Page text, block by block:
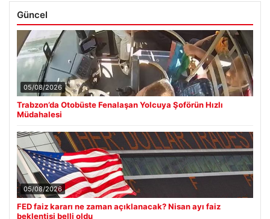
Güncel
05/08/2026
Trabzon’da Otobüste Fenalaşan Yolcuya Şoförün Hızlı
Müdahalesi
05/08/2026
FED faiz kararı ne zaman açıklanacak? Nisan ayı faiz
beklentisi belli oldu